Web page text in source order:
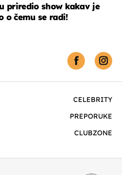
priredio show kakav je
o čemu se radi!
CELEBRITY
PREPORUKE
CLUBZONE